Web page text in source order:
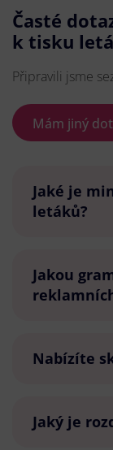
Časté
k tisku
Připravili jsme
Mám jiný
Jaké je
letáků?
Jakou
Nabízíte
Jaký je